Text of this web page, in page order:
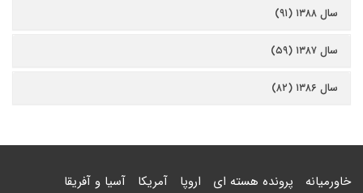
سال ۱۳۸۸ (۹۱)
سال ۱۳۸۷ (۵۹)
سال ۱۳۸۶ (۸۲)
خاورمیانه پرونده هسته ای اروپا آمریکا آسیا و آفریقا